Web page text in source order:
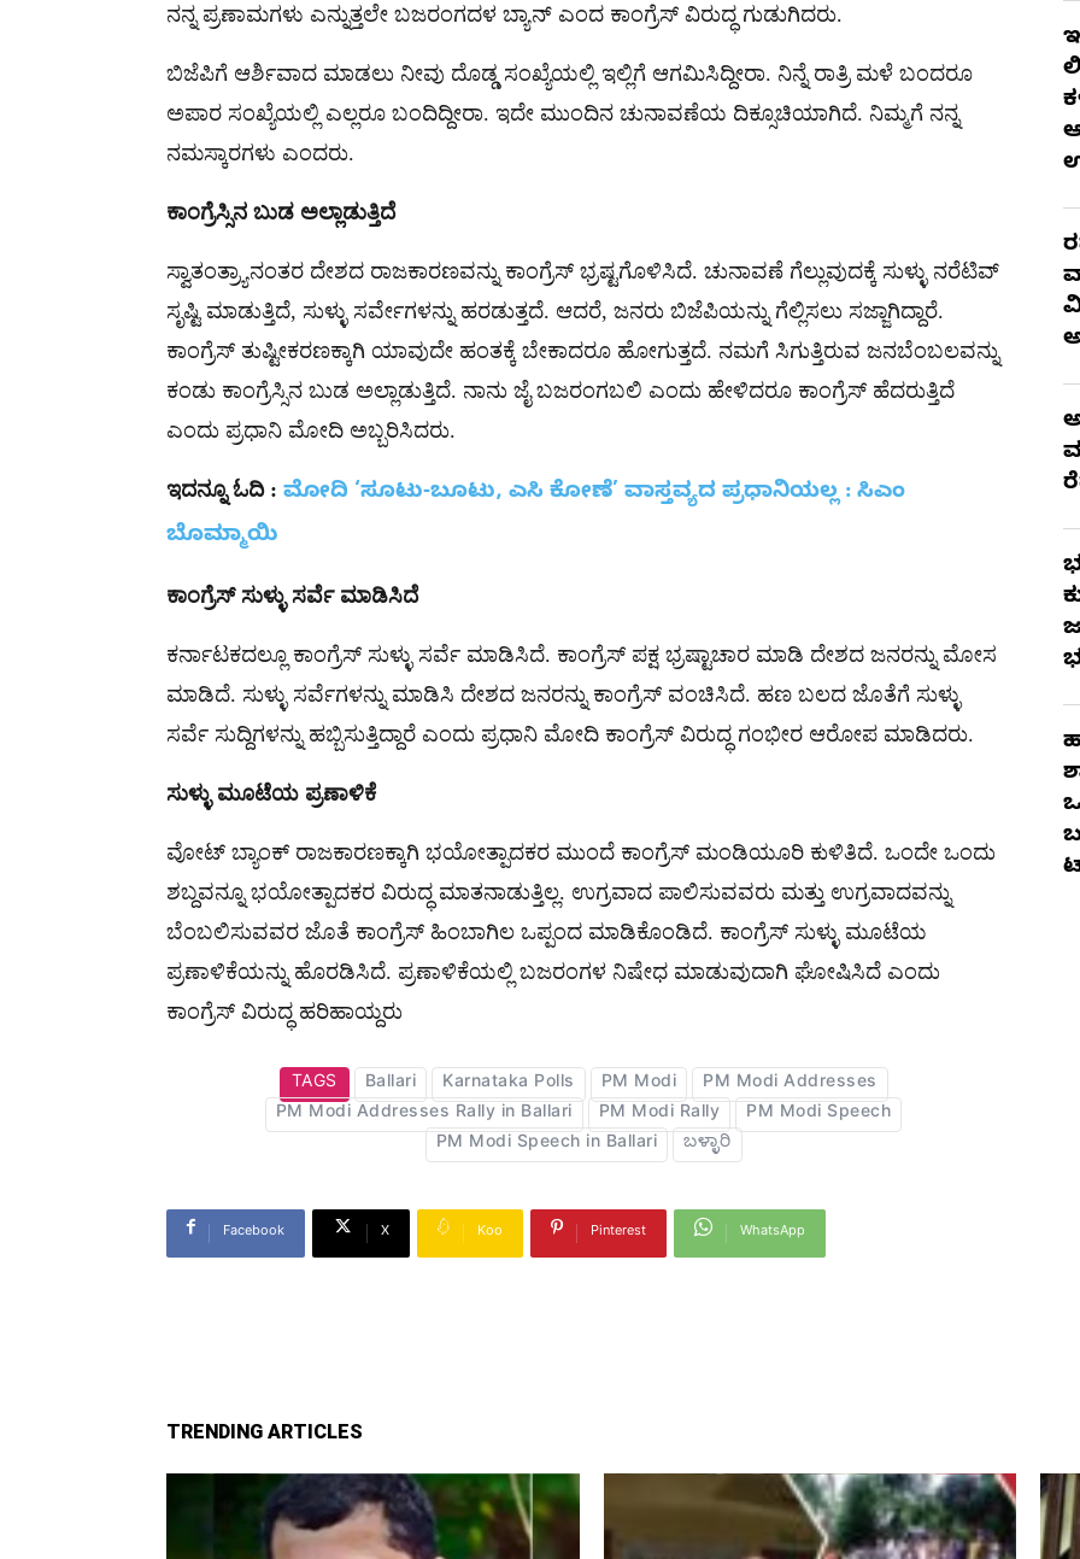
ನನ್ನ ಪ್ರಣಾಮಗಳು ಎನ್ನುತ್ತಲೇ ಬಜರಂಗದಳ ಬ್ಯಾನ್ ಎಂದ ಕಾಂಗ್ರೆಸ್ ವಿರುದ್ಧ ಗುಡುಗಿದರು.
ಬಿಜೆಪಿಗೆ ಆರ್ಶಿವಾದ ಮಾಡಲು ನೀವು ದೊಡ್ಡ ಸಂಖ್ಯೆಯಲ್ಲಿ ಇಲ್ಲಿಗೆ ಆಗಮಿಸಿದ್ದೀರಾ. ನಿನ್ನೆ ರಾತ್ರಿ ಮಳೆ ಬಂದರೂ
ಅಪಾರ ಸಂಖ್ಯೆಯಲ್ಲಿ ಎಲ್ಲರೂ ಬಂದಿದ್ದೀರಾ. ಇದೇ ಮುಂದಿನ ಚುನಾವಣೆಯ ದಿಕ್ಸೂಚಿಯಾಗಿದೆ. ನಿಮ್ಮಗೆ ನನ್ನ
ನಮಸ್ಕಾರಗಳು ಎಂದರು.
ಕಾಂಗ್ರೆಸ್ಸಿನ ಬುಡ ಅಲ್ಲಾಡುತ್ತಿದೆ
ಸ್ವಾತಂತ್ರ್ಯಾನಂತರ ದೇಶದ ರಾಜಕಾರಣವನ್ನು ಕಾಂಗ್ರೆಸ್‌ ಭ್ರಷ್ಟಗೊಳಿಸಿದೆ. ಚುನಾವಣೆ ಗೆಲ್ಲುವುದಕ್ಕೆ ಸುಳ್ಳು ನರೆಟಿವ್‌
ಸೃಷ್ಟಿ ಮಾಡುತ್ತಿದೆ, ಸುಳ್ಳು ಸರ್ವೇಗಳನ್ನು ಹರಡುತ್ತದೆ. ಆದರೆ, ಜನರು ಬಿಜೆಪಿಯನ್ನು ಗೆಲ್ಲಿಸಲು ಸಜ್ಜಾಗಿದ್ದಾರೆ.
ಕಾಂಗ್ರೆಸ್ ತುಷ್ಟೀಕರಣಕ್ಕಾಗಿ ಯಾವುದೇ ಹಂತಕ್ಕೆ ಬೇಕಾದರೂ ಹೋಗುತ್ತದೆ. ನಮಗೆ ಸಿಗುತ್ತಿರುವ ಜನಬೆಂಬಲವನ್ನು
ಕಂಡು ಕಾಂಗ್ರೆಸ್ಸಿನ ಬುಡ ಅಲ್ಲಾಡುತ್ತಿದೆ. ನಾನು ಜೈ ಬಜರಂಗಬಲಿ ಎಂದು ಹೇಳಿದರೂ ಕಾಂಗ್ರೆಸ್ ಹೆದರುತ್ತಿದೆ
ಎಂದು ಪ್ರಧಾನಿ ಮೋದಿ ಅಬ್ಬರಿಸಿದರು.
ಇದನ್ನೂ ಓದಿ: ಮೋದಿ ‘ಸೂಟು-ಬೂಟು, ಎಸಿ ಕೋಣೆ’ ವಾಸ್ತವ್ಯದ ಪ್ರಧಾನಿಯಲ್ಲ : ಸಿಎಂ
ಬೊಮ್ಮಾಯಿ
ಕಾಂಗ್ರೆಸ್ ಸುಳ್ಳು ಸರ್ವೆ ಮಾಡಿಸಿದೆ
ಕರ್ನಾಟಕದಲ್ಲೂ ಕಾಂಗ್ರೆಸ್ ಸುಳ್ಳು ಸರ್ವೆ ಮಾಡಿಸಿದೆ. ಕಾಂಗ್ರೆಸ್ ಪಕ್ಷ ಭ್ರಷ್ಟಾಚಾರ ಮಾಡಿ ದೇಶದ ಜನರನ್ನು ಮೋಸ
ಮಾಡಿದೆ. ಸುಳ್ಳು ಸರ್ವೆಗಳನ್ನು ಮಾಡಿಸಿ ದೇಶದ ಜನರನ್ನು ಕಾಂಗ್ರೆಸ್ ವಂಚಿಸಿದೆ. ಹಣ ಬಲದ ಜೊತೆಗೆ ಸುಳ್ಳು
ಸರ್ವೆ ಸುದ್ದಿಗಳನ್ನು ಹಬ್ಬಿಸುತ್ತಿದ್ದಾರೆ ಎಂದು ಪ್ರಧಾನಿ ಮೋದಿ ಕಾಂಗ್ರೆಸ್ ವಿರುದ್ಧ ಗಂಭೀರ ಆರೋಪ ಮಾಡಿದರು.
ಸುಳ್ಳು ಮೂಟೆಯ ಪ್ರಣಾಳಿಕೆ
ವೋಟ್ ಬ್ಯಾಂಕ್ ರಾಜಕಾರಣಕ್ಕಾಗಿ ಭಯೋತ್ಪಾದಕರ ಮುಂದೆ ಕಾಂಗ್ರೆಸ್ ಮಂಡಿಯೂರಿ ಕುಳಿತಿದೆ. ಒಂದೇ ಒಂದು
ಶಬ್ದವನ್ನೂ ಭಯೋತ್ಪಾದಕರ ವಿರುದ್ಧ ಮಾತನಾಡುತ್ತಿಲ್ಲ. ಉಗ್ರವಾದ ಪಾಲಿಸುವವರು ಮತ್ತು ಉಗ್ರವಾದವನ್ನು
ಬೆಂಬಲಿಸುವವರ ಜೊತೆ ಕಾಂಗ್ರೆಸ್ ಹಿಂಬಾಗಿಲ ಒಪ್ಪಂದ ಮಾಡಿಕೊಂಡಿದೆ. ಕಾಂಗ್ರೆಸ್​ ಸುಳ್ಳು ಮೂಟೆಯ
ಪ್ರಣಾಳಿಕೆಯನ್ನು ಹೊರಡಿಸಿದೆ. ಪ್ರಣಾಳಿಕೆಯಲ್ಲಿ ಬಜರಂಗಳ ನಿಷೇಧ ಮಾಡುವುದಾಗಿ ಘೋಷಿಸಿದೆ ಎಂದು
ಕಾಂಗ್ರೆಸ್ ವಿರುದ್ಧ ಹರಿಹಾಯ್ದರು
TAGS Ballari Karnataka Polls PM Modi
PM Modi Addresses
PM Modi Addresses Rally in Ballari
PM Modi Rally
PM Modi Speech
PM Modi Speech in Ballari
ಬಳ್ಳಾರಿ
Facebook X Koo Pinterest WhatsApp
TRENDING ARTICLES